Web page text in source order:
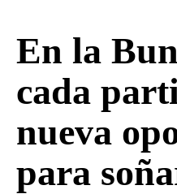
En la
cada
nueva
para